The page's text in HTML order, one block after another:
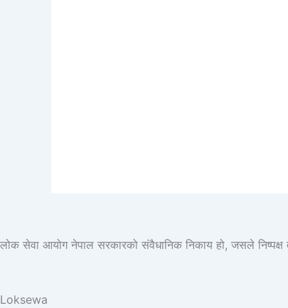
लोक सेवा आयोग नेपाल सरकारको संवैधानिक निकाय हो, जसले निष्पक्ष
Loksewa